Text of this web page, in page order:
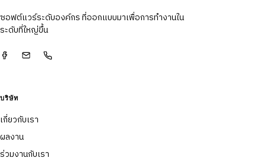
ซอฟต์แวร์ระดับองค์กร ที่ออกแบบมาเพื่อการทำงานใน
ระดับที่ใหญ่ขึ้น
บริษัท
เกี่ยวกับเรา
ผลงาน
ร่วมงานกับเรา